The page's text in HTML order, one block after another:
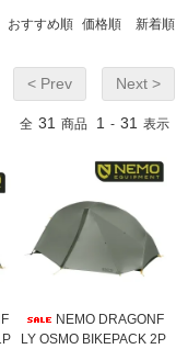
おすすめ順 価格順 新着順
< Prev Next >
全 31 商品 1 - 31 表示
NEMO DRAGONF
LY OSMO BIKEPACK 2P